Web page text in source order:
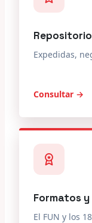
Expedidas,
Consultar →
Formatos y
El FUN y los